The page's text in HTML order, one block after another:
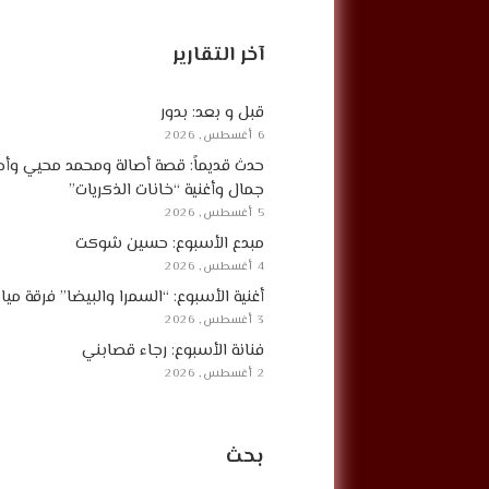
آخر التقارير
قبل و بعد: بدور
6 أغسطس, 2026
حدث قديماً: قصة أصالة ومحمد محيي
جمال وأغنية “خانات الذكريات”
5 أغسطس, 2026
مبدع الأسبوع: حسين شوكت
4 أغسطس, 2026
أغنية الأسبوع: “السمرا والبيضا” فرقة
3 أغسطس, 2026
فنانة الأسبوع: رجاء قصابني
2 أغسطس, 2026
بحث